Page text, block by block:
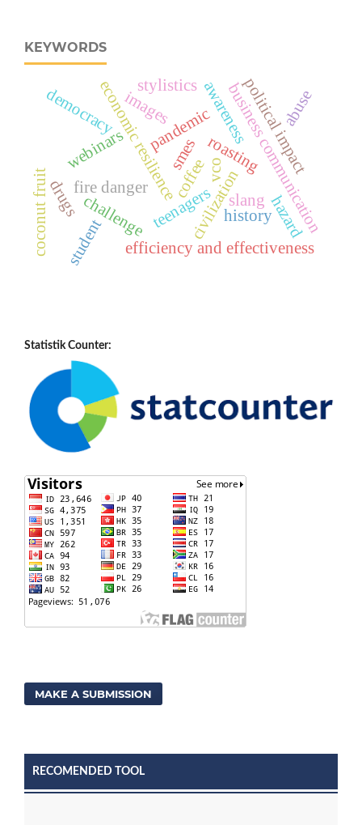
KEYWORDS
fire danger
economic resiliencepandemic
history
images
civilization
efficiency and effectiveness
slang
teenagers hazard
business communication
webinars
coffee
roastingpolitical impact
democracy
challenge
student
awareness
smes
abuse
drugs
coconut fruit vco
stylistics
Statistik Counter:
MAKE A SUBMISSION
RECOMENDED TOOL